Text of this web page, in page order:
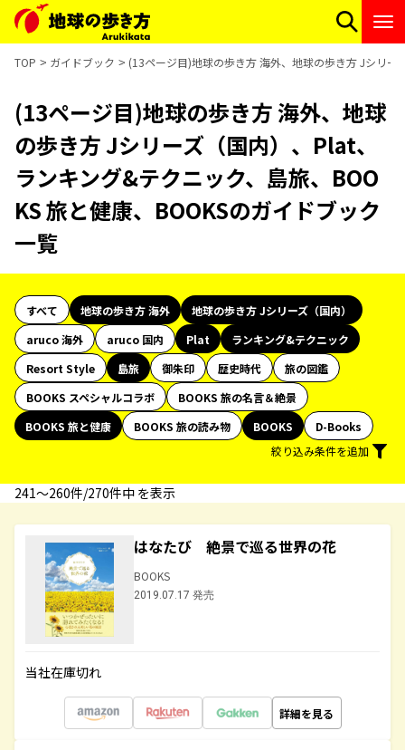
TOP ガイドブック (13ページ目)地球の歩き方 海外、地球の歩き方 Jシリ
(13ページ目)地球の歩き方 海外、地球
の歩き方 Jシリーズ（国内）、Plat、
ランキング&テクニック、島旅、BOO
KS 旅と健康、BOOKSのガイドブック
一覧
すべて 地球の歩き方 海外
地球の歩き方 Jシリーズ（国内）
aruco 海外
aruco 国内 Plat
ランキング&テクニック
Resort Style
島旅 御朱印 歴史時代
旅の図鑑
BOOKS スペシャルコラボ
BOOKS 旅の名言＆絶景
BOOKS 旅と健康
BOOKS 旅の読み物 BOOKS
D-Books
絞り込み条件を追加
241〜260件/270件中 を表示
はなたび 絶景で巡る世界の花
BOOKS
2019.07.17 発売
当社在庫切れ
詳細を見る